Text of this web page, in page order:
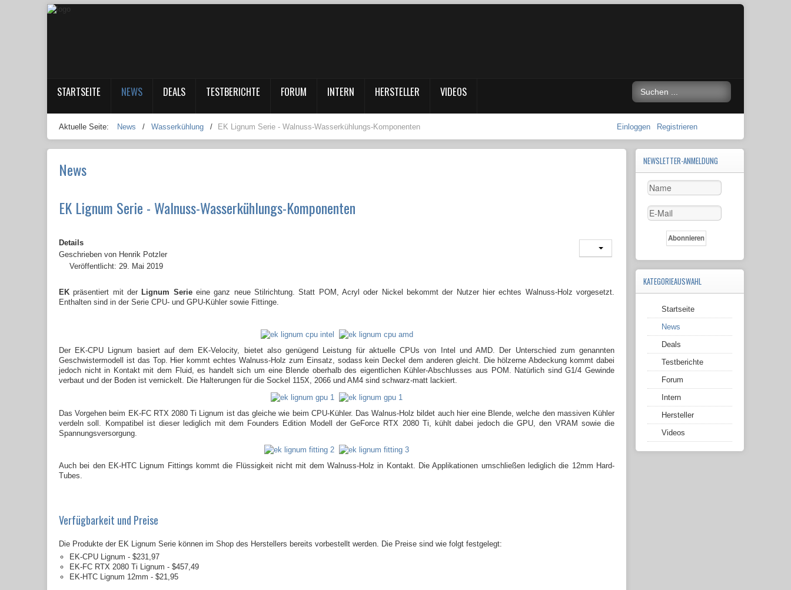
STARTSEITE NEWS DEALS TESTBERICHTE FORUM INTERN HERSTELLER VIDEOS
Aktuelle Seite: News / Wasserkühlung / EK Lignum Serie - Walnuss-Wasserkühlungs-Komponenten Einloggen Registrieren
News
EK Lignum Serie - Walnuss-Wasserkühlungs-Komponenten
Details
Geschrieben von Henrik Potzler
Veröffentlicht: 29. Mai 2019
EK präsentiert mit der Lignum Serieeine ganz neue Stilrichtung. Statt POM, Acryl oder Nickel bekommt der Nutzer hier echtes Walnuss-Holz vorgesetzt.
Enthalten sind in der Serie CPU- und GPU-Kühler sowie Fittinge.
Der EK-CPU Lignum basiert auf dem EK-Velocity, bietet also genügend Leistung für aktuelle CPUs von Intel und AMD. Der Unterschied zum genannten
Geschwistermodell ist das Top. Hier kommt echtes Walnuss-Holz zum Einsatz, sodass kein Deckel dem anderen gleicht. Die hölzerne Abdeckung kommt dabei
jedoch nicht in Kontakt mit dem Fluid, es handelt sich um eine Blende oberhalb des eigentlichen Kühler-Abschlusses aus POM. Natürlich sind G1/4 Gewinde
verbaut und der Boden ist vernickelt. Die Halterungen für die Sockel 115X, 2066 und AM4 sind schwarz-matt lackiert.
Das Vorgehen beim EK-FC RTX 2080 Ti Lignum ist das gleiche wie beim CPU-Kühler. Das Walnus-Holz bildet auch hier eine Blende, welche den massiven Kühler
verdeln soll. Kompatibel ist dieser lediglich mit dem Founders Edition Modell der GeForce RTX 2080 Ti, kühlt dabei jedoch die GPU, den VRAM sowie die
Spannungsversorgung.
Auch bei den EK-HTC Lignum Fittings kommt die Flüssigkeit nicht mit dem Walnuss-Holz in Kontakt. Die Applikationen umschließen lediglich die 12mm Hard-
Tubes.
Verfügbarkeit und Preise
Die Produkte der EK Lignum Serie können im Shop des Herstellers bereits vorbestellt werden. Die Preise sind wie folgt festgelegt:
EK-CPU Lignum - $231,97
EK-FC RTX 2080 Ti Lignum - $457,49
EK-HTC Lignum 12mm - $21,95
NEWSLETTER-ANMELDUNG
KATEGORIEAUSWAHL
Startseite
News
Deals
Testberichte
Forum
Intern
Hersteller
Videos